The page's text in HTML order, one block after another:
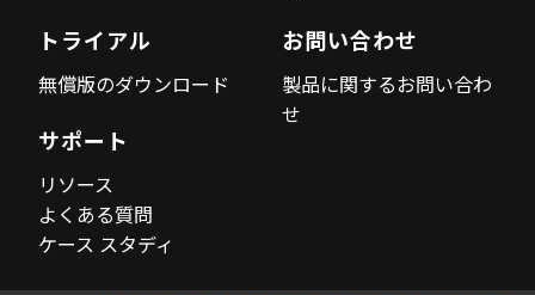
トライアル
無償版のダウンロード
サポート
リソース
よくある質問
ケース スタディ
お問い合わせ
製品に関するお問い合わ
せ